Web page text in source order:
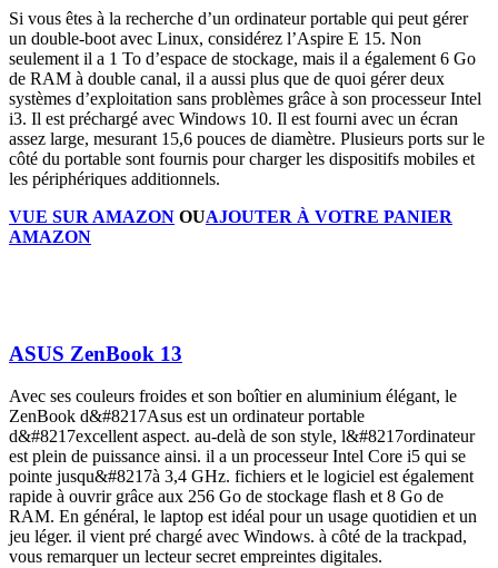
Si vous êtes à la recherche d’un ordinateur portable qui peut gérer
un double-boot avec Linux, considérez l’Aspire E 15. Non
seulement il a 1 To d’espace de stockage, mais il a également 6 Go
de RAM à double canal, il a aussi plus que de quoi gérer deux
systèmes d’exploitation sans problèmes grâce à son processeur Intel
i3. Il est préchargé avec Windows 10. Il est fourni avec un écran
assez large, mesurant 15,6 pouces de diamètre. Plusieurs ports sur le
côté du portable sont fournis pour charger les dispositifs mobiles et
les périphériques additionnels.
VUE SUR AMAZON OUAJOUTER À VOTRE PANIER
AMAZON
ASUS ZenBook 13
Avec ses couleurs froides et son boîtier en aluminium élégant, le
ZenBook d&#8217Asus est un ordinateur portable
d&#8217excellent aspect. au-delà de son style, l&#8217ordinateur
est plein de puissance ainsi. il a un processeur Intel Core i5 qui se
pointe jusqu&#8217à 3,4 GHz. fichiers et le logiciel est également
rapide à ouvrir grâce aux 256 Go de stockage flash et 8 Go de
RAM. En général, le laptop est idéal pour un usage quotidien et un
jeu léger. il vient pré chargé avec Windows. à côté de la trackpad,
vous remarquer un lecteur secret empreintes digitales.